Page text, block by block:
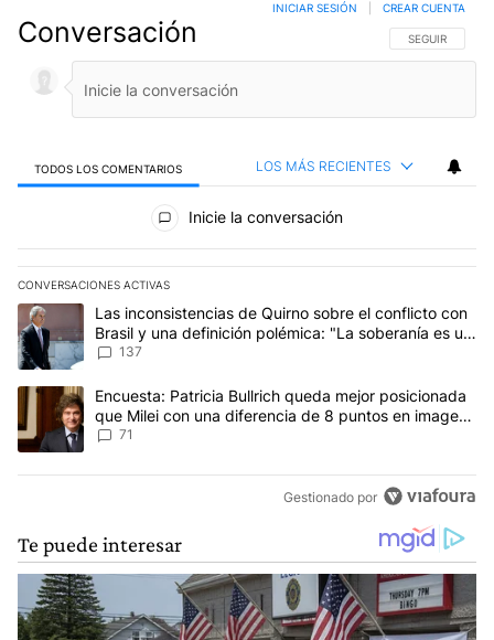
Conversación SIGA ESTA
SEGUIR
INICIAR SESIÓN CREAR CUENTA
TODOS LOS COMENTARIOS LOS MÁS RECIENTES
Todos los comentarios
Inicie la conversación
CONVERSACIONES ACTIVAS
Este listado muestra los artículos con más comentarios en los
Un artículo de tendencia con el título "Las inconsistencias de
Las inconsistencias de Quirno sobre el conflicto con
Brasil y una definición polémica: "La soberanía es un
concepto antiguo"
137
Un artículo de tendencia con el título "Encuesta: Patricia
Encuesta: Patricia Bullrich queda mejor posicionada
que Milei con una diferencia de 8 puntos en imagen
negativa
71
Gestionado por